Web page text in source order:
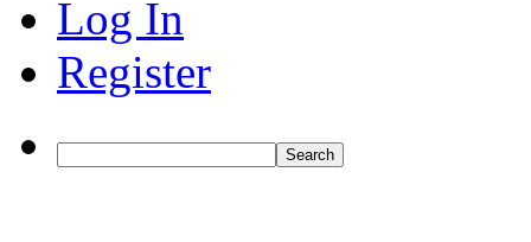
Log In
Register
Search